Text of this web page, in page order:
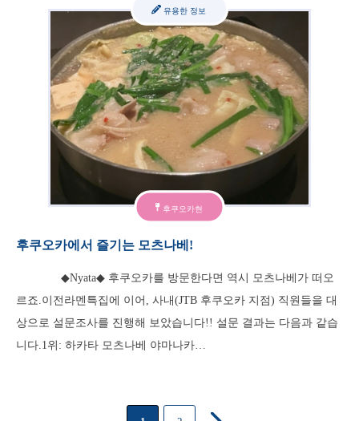
후쿠오카현
유용한 정보
후쿠오카에서 즐기는 모츠나베!
◆Nyata◆ 후쿠오카를 방문한다면 역시 모츠나베가 떠오
르죠.이전라멘특집에 이어, 사내(JTB 후쿠오카 지점) 직원들을 대
상으로 설문조사를 진행해 보았습니다!! 설문 결과는 다음과 같습
니다.1위: 하카타 모츠나베 야마나카…